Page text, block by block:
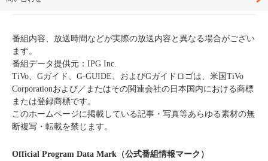
番組内容、放送時間などが実際の放送内容と異なる場合がござい
ます。
番組データ提供元：IPG Inc.
TiVo、Gガイド、G-GUIDE、およびGガイドロゴは、米国TiVo
Corporationおよび／またはその関連会社の日本国内における商標
または登録商標です。
このホームページに掲載している記事・写真等あらゆる素材の無
断複写・転載を禁じます。
Official Program Data Mark（公式番組情報マーク）